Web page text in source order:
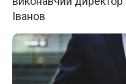
Іванов